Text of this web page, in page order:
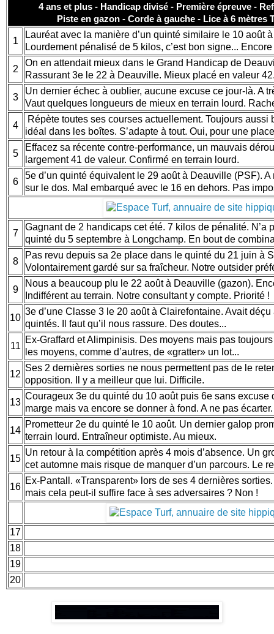
4 ans et plus - Handicap divisé - Première épreuve -
Piste en gazon - Corde à gauche - Lice à 6 mètres
1
Lauréat avec la manière d’un quinté similaire le 10 août
Lourdement pénalisé de 5 kilos, c’est bon signe...
2
On en attendait mieux dans le Grand Handicap de
Rassurant 3e le 22 à Deauville. Mieux placé en valeur
3
Un dernier échec à oublier, aucune excuse ce jour-là. A
Vaut quelques longueurs de mieux en terrain lourd.
4
Répète toutes ses courses actuellement. Toujours aussi
idéal dans les boîtes. S’adapte à tout. Oui, pour une
5
Effacez sa récente contre-performance, un mauvais
largement 41 de valeur. Confirmé en terrain lourd.
6
5e d’un quinté équivalent le 29 août à Deauville (PSF).
sur le dos. Mal embarqué avec le 16 en dehors. Pas
7
Gagnant de 2 handicaps cet été. 7 kilos de pénalité. N’a
quinté du 5 septembre à Longchamp. En bout de
8
Pas revu depuis sa 2e place dans le quinté du 21 juin à
Volontairement gardé sur sa fraîcheur. Notre outsider
9
Nous a beaucoup plu le 22 août à Deauville (gazon).
Indifférent au terrain. Notre consultant y compte. Priorité !
10
3e d’une Classe 3 le 20 août à Clairefontaine. Avait
quintés. Il faut qu’il nous rassure. Des doutes...
11
Ex-Graffard et Alimpinisis. Des moyens mais pas
les moyens, comme d’autres, de «gratter» un lot...
12
Ses 2 dernières sorties ne nous permettent pas de le
opposition. Il y a meilleur que lui. Difficile.
13
Courageux 3e du quinté du 10 août puis 6e sans excuse
marge mais va encore se donner à fond. A ne pas
14
Prometteur 2e du quinté le 10 août. Un dernier galop
terrain lourd. Entraîneur optimiste. Au mieux.
15
Un retour à la compétition après 4 mois d’absence. Un
cet automne mais risque de manquer d’un parcours. Le
16
Ex-Pantall. «Transparent» lors de ses 4 dernières
mais cela peut-il suffire face à ses adversaires ? Non !
17
18
19
20